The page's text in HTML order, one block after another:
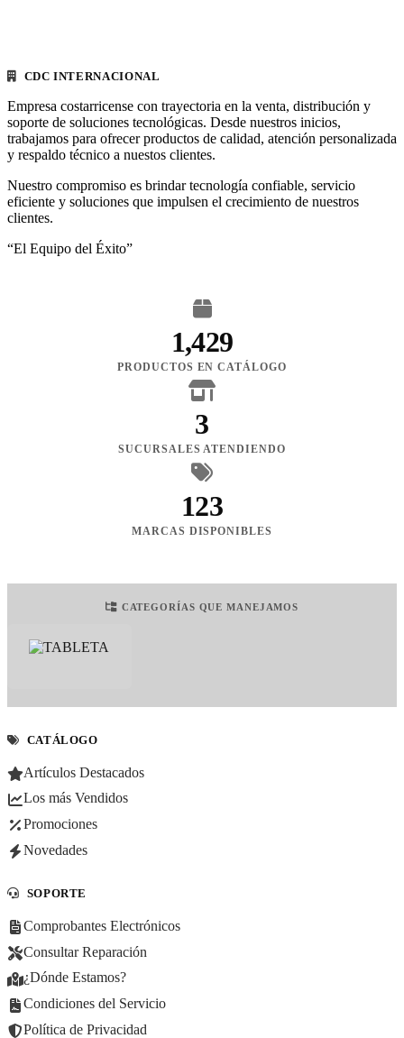
CDC INTERNACIONAL
Empresa costarricense con trayectoria en la venta, distribución y
soporte de soluciones tecnológicas. Desde nuestros inicios,
trabajamos para ofrecer productos de calidad, atención personalizada
y respaldo técnico a nuestos clientes.
Nuestro compromiso es brindar tecnología confiable, servicio
eficiente y soluciones que impulsen el crecimiento de nuestros
clientes.
“El Equipo del Éxito”
1,429
PRODUCTOS EN CATÁLOGO
3
SUCURSALES ATENDIENDO
123
MARCAS DISPONIBLES
CATEGORÍAS QUE MANEJAMOS
CATÁLOGO
Artículos Destacados
Los más Vendidos
Promociones
Novedades
SOPORTE
Comprobantes Electrónicos
Consultar Reparación
¿Dónde Estamos?
Condiciones del Servicio
Política de Privacidad